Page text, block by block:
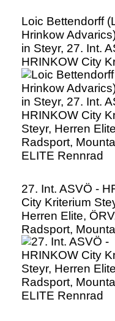
Loic Bettendorff
Hrinkow
in Steyr, 27. Int.
HRINKOW City
Steyr, Herren
Radsport,
ELITE Rennrad
27. Int. ASVÖ -
City Kriterium
Herren Elite,
Radsport,
ELITE Rennrad